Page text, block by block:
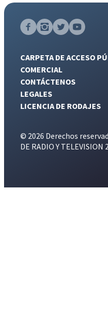
CARPETA DE ACCESO
COMERCIAL
CONTÁCTENOS
LEGALES
LICENCIA DE RODAJES
© 2026 Derechos
DE RADIO Y TELEVISION